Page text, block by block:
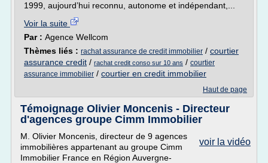
1999, aujourd’hui reconnu, autonome et indépendant,...
Voir la suite
Par : Agence Wellcom
Thèmes liés : rachat assurance de credit immobilier / courtier
assurance credit / rachat credit conso sur 10 ans / courtier
assurance immobilier / courtier en credit immobilier
Haut de page
Témoignage Olivier Moncenis - Directeur
d'agences groupe Cimm Immobilier
voir la vidéo
M. Olivier Moncenis, directeur de 9 agences
immobilières appartenant au groupe Cimm
Immobilier France en Région Auvergne-